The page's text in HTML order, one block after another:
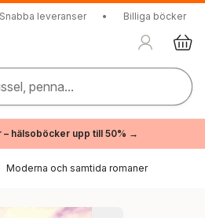
Snabba leveranser • Billiga böcker
penna...
– hälsoböcker upp till 50% →
Moderna och samtida romaner